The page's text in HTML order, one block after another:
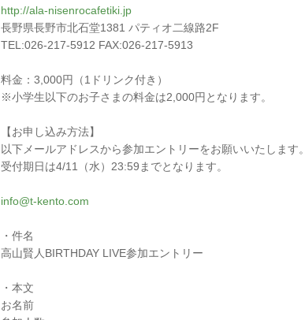
http://ala-nisenrocafetiki.jp
長野県長野市北石堂1381 パティオ二線路2F
TEL:026-217-5912 FAX:026-217-5913
料金：3,000円（1ドリンク付き）
※小学生以下のお子さまの料金は2,000円となります。
【お申し込み方法】
以下メールアドレスから参加エントリーをお願いいたします。
受付期日は4/11（水）23:59までとなります。
info@t-kento.com
・件名
高山賢人BIRTHDAY LIVE参加エントリー
・本文
お名前